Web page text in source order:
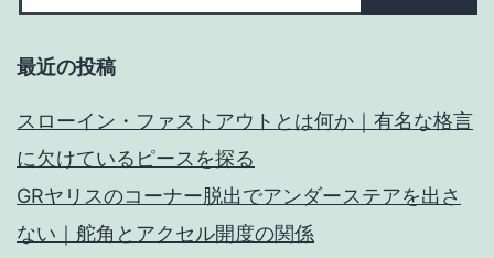
最近の投稿
スローイン・ファストアウトとは何か｜有名な格言
に欠けているピースを探る
GRヤリスのコーナー脱出でアンダーステアを出さ
ない｜舵角とアクセル開度の関係